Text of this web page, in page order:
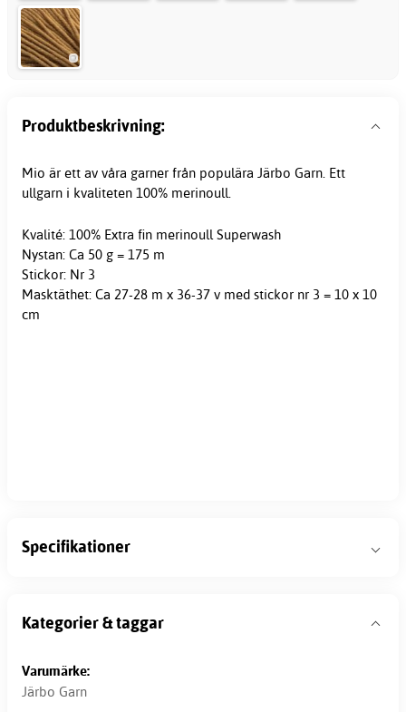
Produktbeskrivning:
Mio är ett av våra garner från populära Järbo Garn. Ett
ullgarn i kvaliteten 100% merinoull.
Kvalité: 100% Extra fin merinoull Superwash
Nystan: Ca 50 g = 175 m
Stickor: Nr 3
Masktäthet: Ca 27-28 m x 36-37 v med stickor nr 3 = 10 x 10
cm
Specifikationer
Kategorier & taggar
Varumärke:
Järbo Garn